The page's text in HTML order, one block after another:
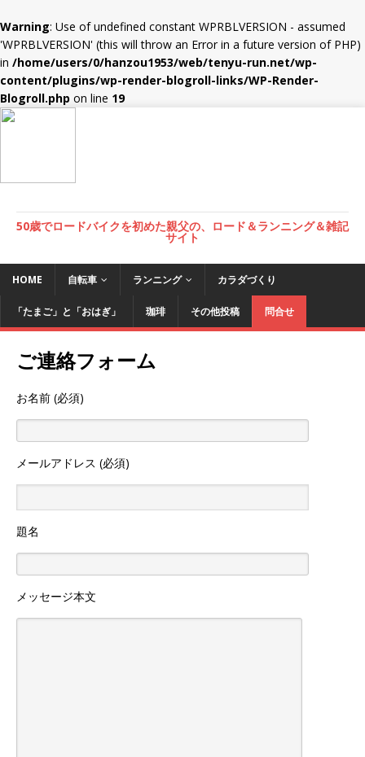
Warning: Use of undefined constant WPRBLVERSION - assumed
'WPRBLVERSION' (this will throw an Error in a future version of PHP)
in /home/users/0/hanzou1953/web/tenyu-run.net/wp-
content/plugins/wp-render-blogroll-links/WP-Render-
Blogroll.php on line 19
50歳でロードバイクを初めた親父の、ロード＆ランニング＆雑記
サイト
HOME 自転車 ランニング カラダづくり
「たまご」と「おはぎ」 珈琲 その他投稿 問合せ
ご連絡フォーム
お名前 (必須)
メールアドレス (必須)
題名
メッセージ本文